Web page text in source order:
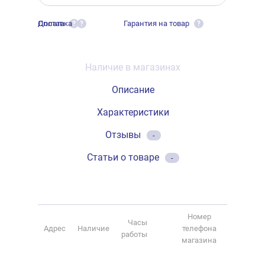
Оплата ?
Доставка ? Гарантия на товар ?
Наличие в магазинах
Описание
Характеристики
Отзывы
-
Статьи о товаре -
Адрес Наличие
Часы
работы
Номер
телефона
магазина